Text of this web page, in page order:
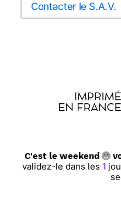
Contacter le S.A.V.
C'est le weekend
validez-le dans les1